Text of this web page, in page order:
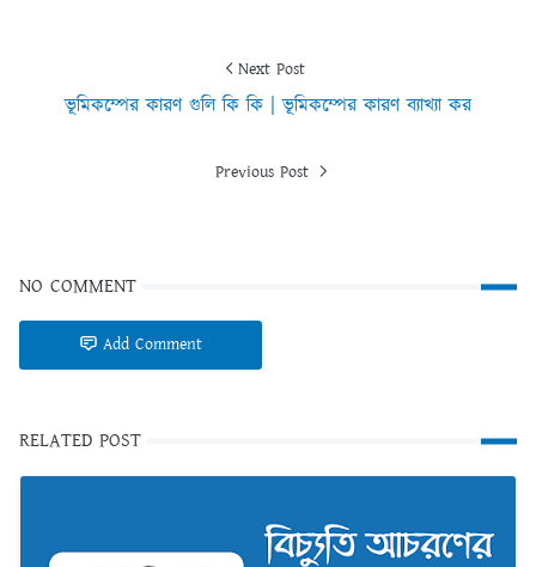
Next Post
ভূমিকম্পের কারণ গুলি কি কি | ভূমিকম্পের কারণ ব্যাখ্যা কর
Previous Post
NO COMMENT
Add Comment
RELATED POST